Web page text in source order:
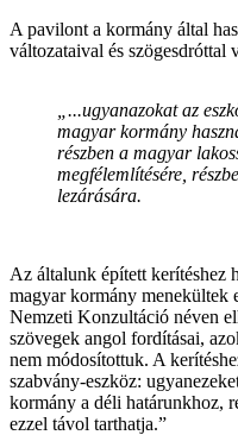
A pavilont a kormány által
változataival és
„...ugyanazokat az
magyar kormány
részben a magyar
megfélemlítésére,
lezárására.
Az általunk épített kerítéshez
magyar kormány menekültek
Nemzeti Konzultáció néven
szövegek angol fordításai,
nem módosítottuk. A
szabvány-eszköz:
kormány a déli határunkhoz,
ezzel távol tarthatja.”